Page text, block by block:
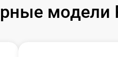
модели